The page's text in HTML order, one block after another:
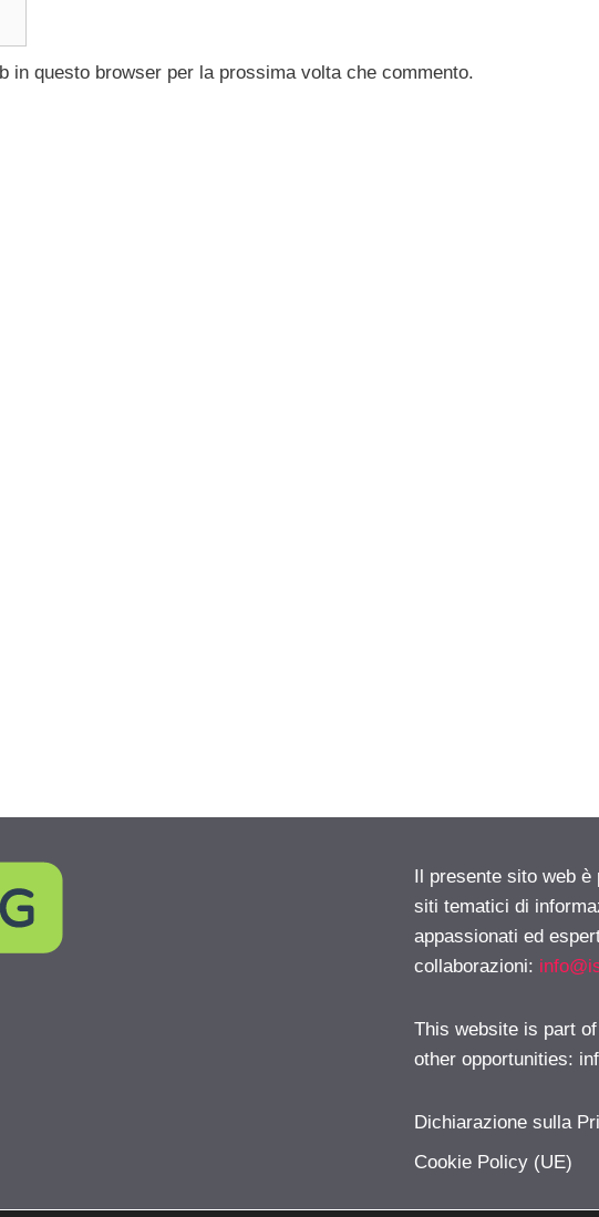
in questo browser per la prossima volta che commento.
Il presente sito web
siti tematici di
appassionati ed
collaborazioni:
This website is part
other opportunities:
Dichiarazione sulla
Cookie Policy (UE)